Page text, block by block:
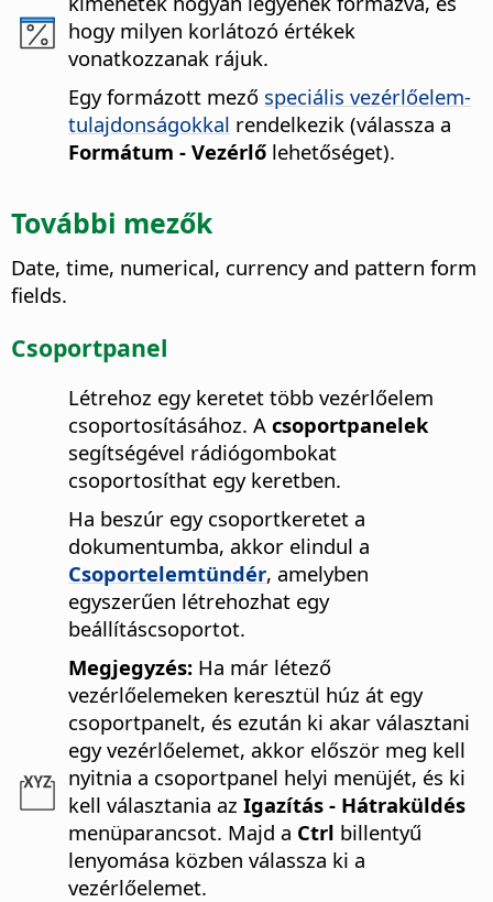
hogy milyen korlátozó értékek
vonatkozzanak rájuk.
Egy formázott mező speciális vezérlőelem-
tulajdonságokkal rendelkezik (válassza a
Formátum - Vezérlő lehetőséget).
További mezők
Date, time, numerical, currency and pattern form
fields.
Csoportpanel
Létrehoz egy keretet több vezérlőelem
csoportosításához. Acsoportpanelek
segítségével rádiógombokat
csoportosíthat egy keretben.
Ha beszúr egy csoportkeretet a
dokumentumba, akkor elindul a
Csoportelemtündér, amelyben
egyszerűen létrehozhat egy
beállításcsoportot.
Megjegyzés: Ha már létező
vezérlőelemeken keresztül húz át egy
csoportpanelt, és ezután ki akar választani
egy vezérlőelemet, akkor először meg kell
nyitnia a csoportpanel helyi menüjét, és ki
kell választania azIgazítás - Hátraküldés
menüparancsot. Majd a Ctrl billentyű
lenyomása közben válassza ki a
vezérlőelemet.